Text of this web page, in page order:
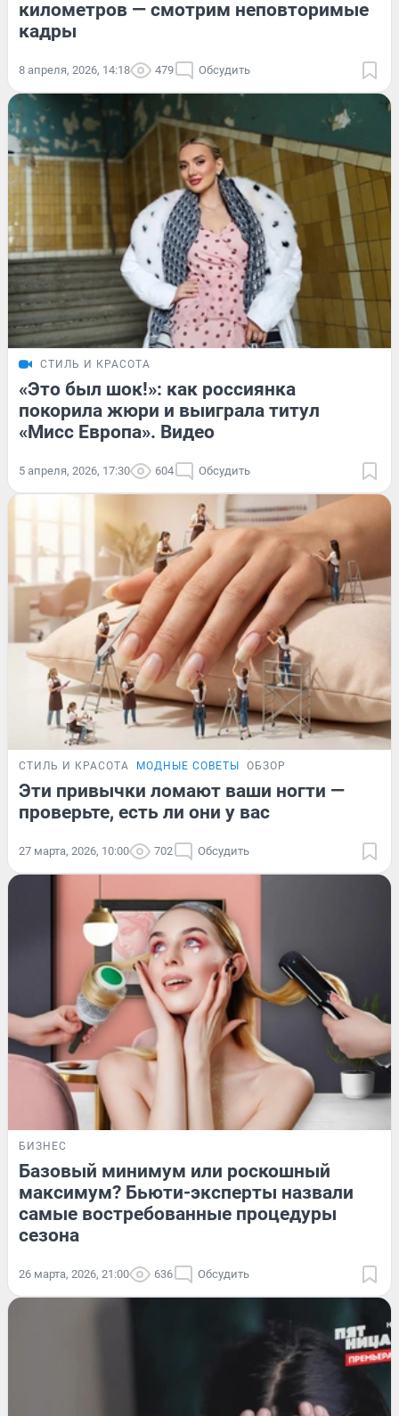
километров — смотрим неповторимые
кадры
8 апреля, 2026, 14:18 479 Обсудить
СТИЛЬ И КРАСОТА
«Это был шок!»: как россиянка
покорила жюри и выиграла титул
«Мисс Европа». Видео
5 апреля, 2026, 17:30 604 Обсудить
СТИЛЬ И КРАСОТА МОДНЫЕ СОВЕТЫ ОБЗОР
Эти привычки ломают ваши ногти —
проверьте, есть ли они у вас
27 марта, 2026, 10:00 702 Обсудить
БИЗНЕС
Базовый минимум или роскошный
максимум? Бьюти-эксперты назвали
самые востребованные процедуры
сезона
26 марта, 2026, 21:00 636 Обсудить